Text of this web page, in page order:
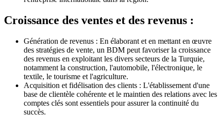
Croissance des ventes et des revenus :
Génération de revenus : En élaborant et en mettant en œuvre
des stratégies de vente, un BDM peut favoriser la croissance
des revenus en exploitant les divers secteurs de la Turquie,
notamment la construction, l'automobile, l'électronique, le
textile, le tourisme et l'agriculture.
Acquisition et fidélisation des clients : L'établissement d'une
base de clientèle cohérente et le maintien des relations avec les
comptes clés sont essentiels pour assurer la continuité du
succès.